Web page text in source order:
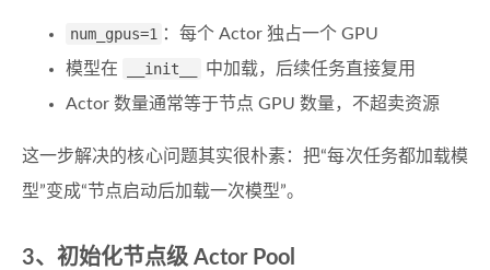
num_gpus=1 ：每个 Actor 独占一个 GPU
模型在
__init__
中加载，后续任务直接复用
Actor 数量通常等于节点 GPU 数量，不超卖资源
这一步解决的核心问题其实很朴素：把“每次任务都加载模
型”变成“节点启动后加载一次模型”。
3、初始化节点级 Actor Pool